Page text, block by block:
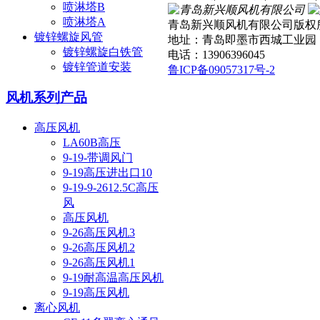
喷淋塔B
喷淋塔A
镀锌螺旋风管
镀锌螺旋白铁管
镀锌管道安装
风机系列产品
高压风机
LA60B高压
9-19-带调风门
9-19高压进出口10
9-19-9-2612.5C高压
风
高压风机
9-26高压风机3
9-26高压风机2
9-26高压风机1
9-19耐高温高压风机
9-19高压风机
离心风机
青岛新兴顺风机有限公司 版权
地址：青岛即墨市西城工业园
电话：13906396045
鲁ICP备09057317号-2